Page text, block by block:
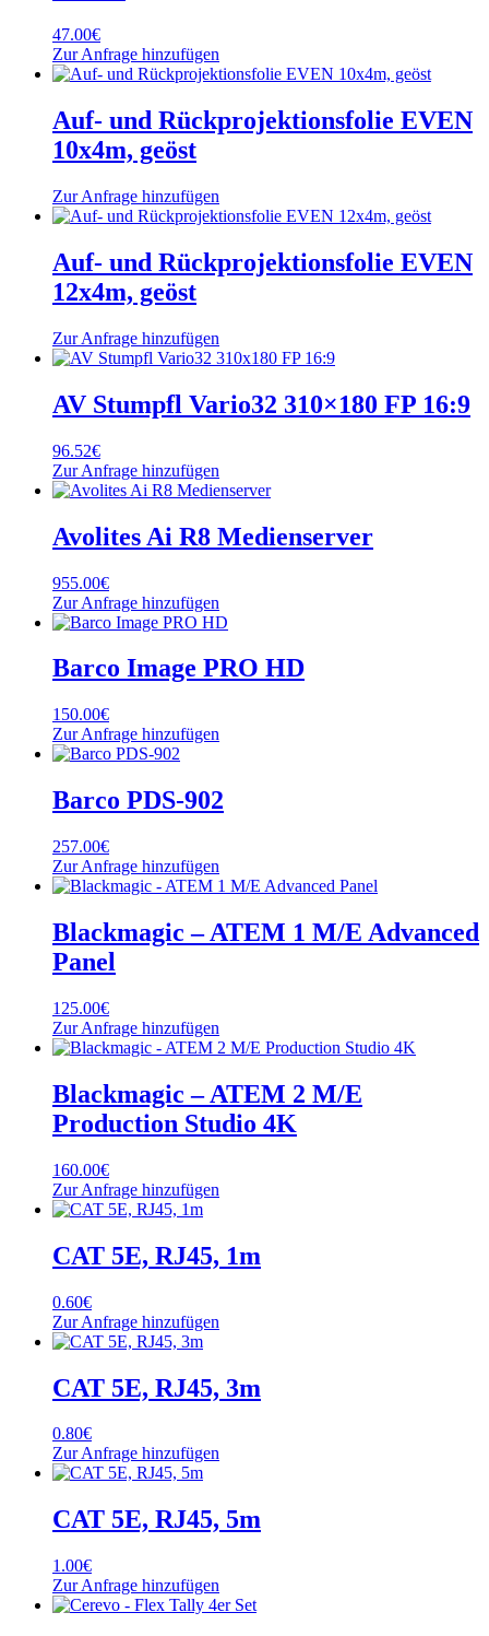
47.00€
Zur Anfrage hinzufügen
Auf- und Rückprojektionsfolie EVEN
10x4m, geöst
Zur Anfrage hinzufügen
Auf- und Rückprojektionsfolie EVEN
12x4m, geöst
Zur Anfrage hinzufügen
AV Stumpfl Vario32 310×180 FP 16:9
96.52€
Zur Anfrage hinzufügen
Avolites Ai R8 Medienserver
955.00€
Zur Anfrage hinzufügen
Barco Image PRO HD
150.00€
Zur Anfrage hinzufügen
Barco PDS-902
257.00€
Zur Anfrage hinzufügen
Blackmagic – ATEM 1 M/E Advanced
Panel
125.00€
Zur Anfrage hinzufügen
Blackmagic – ATEM 2 M/E
Production Studio 4K
160.00€
Zur Anfrage hinzufügen
CAT 5E, RJ45, 1m
0.60€
Zur Anfrage hinzufügen
CAT 5E, RJ45, 3m
0.80€
Zur Anfrage hinzufügen
CAT 5E, RJ45, 5m
1.00€
Zur Anfrage hinzufügen